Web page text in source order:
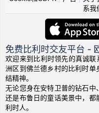
系我
免费比利时交友平台 -
欢迎来到比利时领先的真诚
洲区到佛兰德乡村的比利时
结精神。
无论您身在安特卫普的钻石
还是布鲁日的童话美景中，
利时人。